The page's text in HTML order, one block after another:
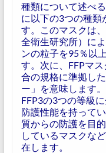
種類について述べ
に以下の3つの種
す。このマスクは
全衛生研究所）に
ンの粒子を95％以
す。次に、FFPマ
合の規格に準拠し
ー」を意味します
FFP3の3つの等級
防護性能を持って
質からの防護を目
しているマスクな
在します。